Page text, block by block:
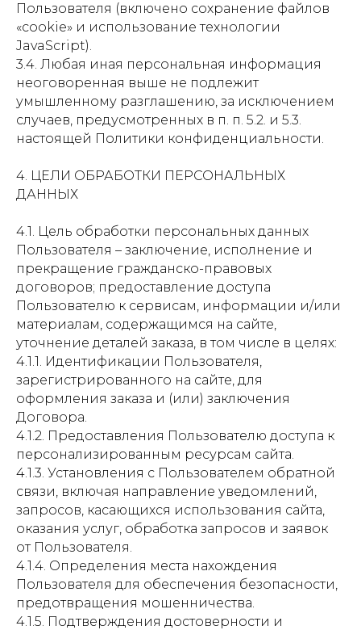
Пользователя (включено сохранение файлов
«cookie» и использование технологии
JavaScript).
3.4. Любая иная персональная информация
неоговоренная выше не подлежит
умышленному разглашению, за исключением
случаев, предусмотренных в п. п. 5.2. и 5.3.
настоящей Политики конфиденциальности.
4. ЦЕЛИ ОБРАБОТКИ ПЕРСОНАЛЬНЫХ
ДАННЫХ
4.1. Цель обработки персональных данных
Пользователя – заключение, исполнение и
прекращение гражданско-правовых
договоров; предоставление доступа
Пользователю к сервисам, информации и/или
материалам, содержащимся на сайте,
уточнение деталей заказа, в том числе в целях:
4.1.1. Идентификации Пользователя,
зарегистрированного на сайте, для
оформления заказа и (или) заключения
Договора.
4.1.2. Предоставления Пользователю доступа к
персонализированным ресурсам сайта.
4.1.3. Установления с Пользователем обратной
связи, включая направление уведомлений,
запросов, касающихся использования сайта,
оказания услуг, обработка запросов и заявок
от Пользователя.
4.1.4. Определения места нахождения
Пользователя для обеспечения безопасности,
предотвращения мошенничества.
4.1.5. Подтверждения достоверности и